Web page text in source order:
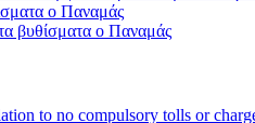
βυθίσματα ο Παναμάς